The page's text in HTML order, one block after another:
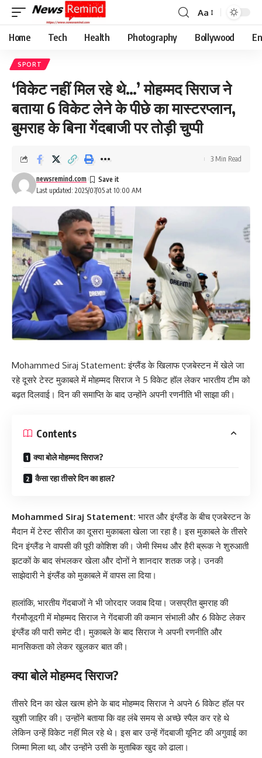
Font
Resizer
Aa
Home Tech Health Photography Bollywood
SPORT
‘विकेट नहीं मिल रहे थे…’ मोहम्मद सिराज ने
बताया 6 विकेट लेने के पीछे का मास्टरप्लान,
बुमराह के बिना गेंदबाजी पर तोड़ी चुप्पी
Last updated: 2025/07/05 at 10:00 AM
newsremind.com
3 Min Read
Mohammed Siraj Statement: इंग्लैंड के खिलाफ एजबेस्टन में खेले जा
रहे दूसरे टेस्ट मुकाबले में मोहम्मद सिराज ने 5 विकेट हॉल लेकर भारतीय टीम को
बढ़त दिलवाई। दिन की समाप्ति के बाद उन्होंने अपनी रणनीति भी साझा की।
Contents
क्या बोले मोहम्मद सिराज?
कैसा रहा तीसरे दिन का हाल?
Mohammed Siraj Statement: भारत और इंग्लैंड के बीच एजबेस्टन के
मैदान में टेस्ट सीरीज का दूसरा मुकाबला खेला जा रहा है। इस मुकाबले के तीसरे
दिन इंग्लैंड ने वापसी की पूरी कोशिश की। जेमी स्मिथ और हैरी ब्रूक ने शुरुआती
झटकों के बाद संभलकर खेला और दोनों ने शानदार शतक जड़े। उनकी
साझेदारी ने इंग्लैंड को मुकाबले में वापस ला दिया।
हालांकि, भारतीय गेंदबाजों ने भी जोरदार जवाब दिया। जसप्रीत बुमराह की
गैरमौजूदगी में मोहम्मद सिराज ने गेंदबाजी की कमान संभाली और 6 विकेट लेकर
इंग्लैंड की पारी समेट दी। मुकाबले के बाद सिराज ने अपनी रणनीति और
मानसिकता को लेकर खुलकर बात की।
क्या बोले मोहम्मद सिराज?
तीसरे दिन का खेल खत्म होने के बाद मोहम्मद सिराज ने अपने 6 विकेट हॉल पर
खुशी जाहिर की। उन्होंने बताया कि वह लंबे समय से अच्छे स्पैल कर रहे थे
लेकिन उन्हें विकेट नहीं मिल रहे थे। इस बार उन्हें गेंदबाजी यूनिट की अगुवाई का
जिम्मा मिला था, और उन्होंने उसी के मुताबिक खुद को ढाला।